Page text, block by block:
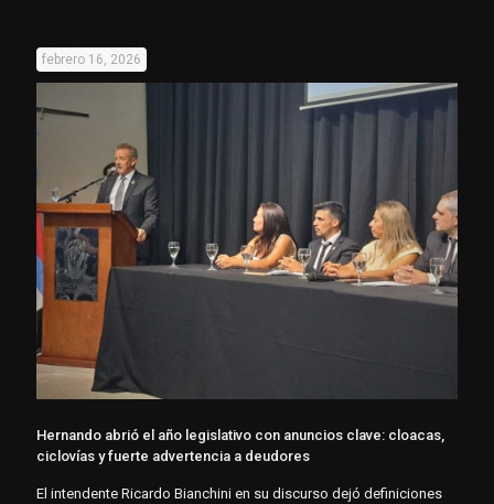
febrero 16, 2026
Hernando abrió el año legislativo con anuncios clave: cloacas,
ciclovías y fuerte advertencia a deudores
El intendente Ricardo Bianchini en su discurso dejó definiciones